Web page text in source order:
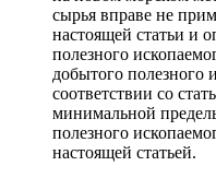
сырья вправе не
настоящей статьи и
полезного
добытого полезного
соответствии со
минимальной
полезного
настоящей статьей.